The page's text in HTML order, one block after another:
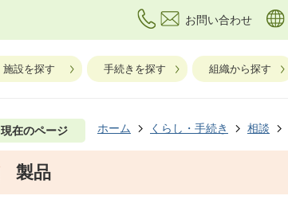
お問い合わせ
施設を探す 手続きを探す 組織から探す
現在のページ ホーム くらし・手続き 相談
製品